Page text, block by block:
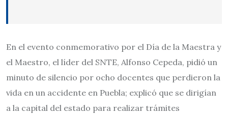
En el evento conmemorativo por el Día de la Maestra y
el Maestro, el líder del SNTE, Alfonso Cepeda, pidió un
minuto de silencio por ocho docentes que perdieron la
vida en un accidente en Puebla; explicó que se dirigían
a la capital del estado para realizar trámites